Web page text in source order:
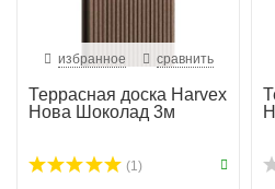
избранное сравнить
Террасная доска Harvex
Нова Шоколад 3м
(1)